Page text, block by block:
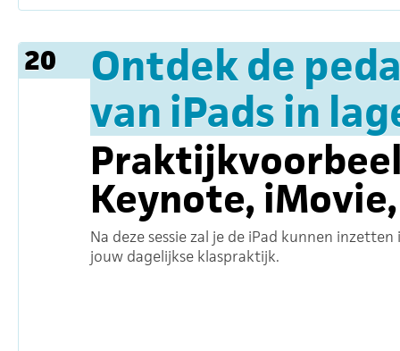
20
Ontdek de
van iPads in
Keynote,
Na deze sessie zal je de iPad kunnen inzetten
jouw dagelijkse klaspraktijk.